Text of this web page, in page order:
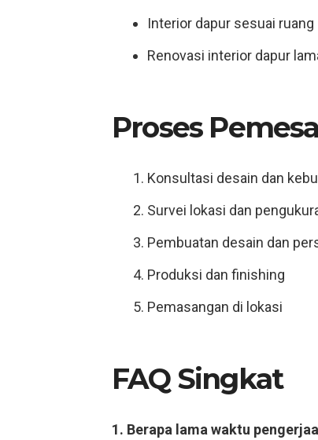
Interior dapur sesuai ruang
Renovasi interior dapur
Proses
Konsultasi desain dan
Survei lokasi dan
Pembuatan desain dan
Produksi dan finishing
Pemasangan di lokasi
FAQ Singkat
1. Berapa lama waktu